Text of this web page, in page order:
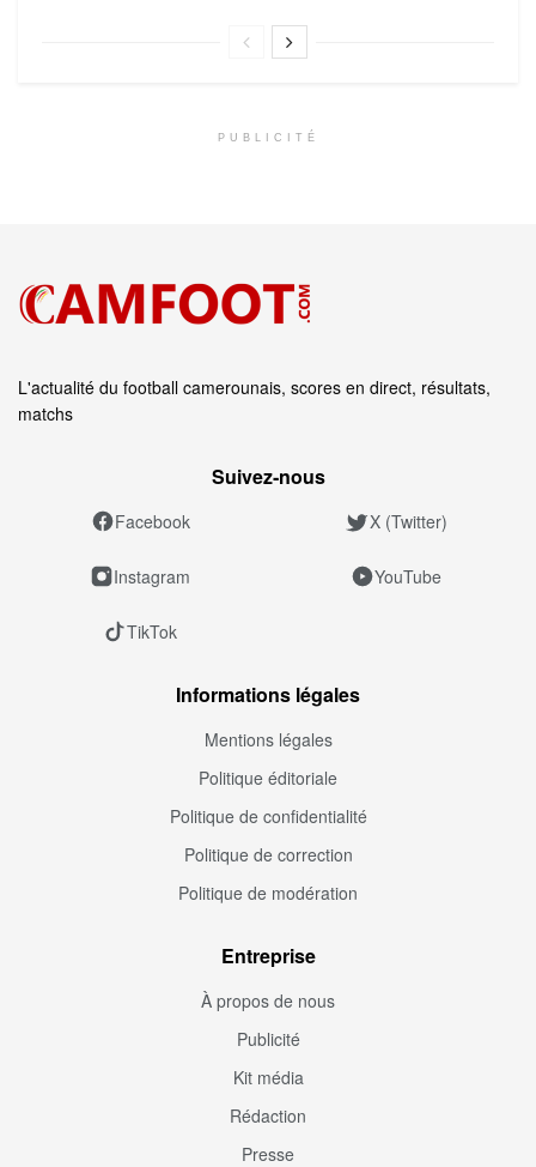
PUBLICITÉ
L'actualité du football camerounais, scores en direct, résultats,
matchs
Suivez‑nous
Facebook X (Twitter)
Instagram YouTube
TikTok
Informations légales
Mentions légales
Politique éditoriale
Politique de confidentialité
Politique de correction
Politique de modération
Entreprise
À propos de nous
Publicité
Kit média
Rédaction
Presse